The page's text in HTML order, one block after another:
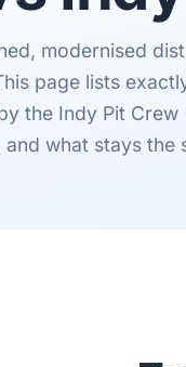
modernised
page lists
the Indy Pit Crew
what stays the